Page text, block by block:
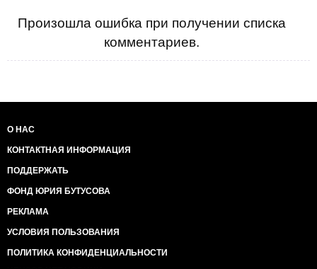
Произошла ошибка при получении списка
комментариев.
О НАС
КОНТАКТНАЯ ИНФОРМАЦИЯ
ПОДДЕРЖАТЬ
ФОНД ЮРИЯ БУТУСОВА
РЕКЛАМА
УСЛОВИЯ ПОЛЬЗОВАНИЯ
ПОЛИТИКА КОНФИДЕНЦИАЛЬНОСТИ